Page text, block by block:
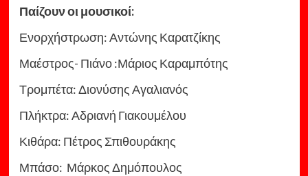
Παίζουν οι μουσικοί:
Ενορχήστρωση: Αντώνης Καρατζίκης
Μαέστρος- Πιάνο :Μάριος Καραμπότης
Τρομπέτα: Διονύσης Αγαλιανός
Πλήκτρα: Αδριανή Γιακουμέλου
Κιθάρα: Πέτρος Σπιθουράκης
Μπάσο: Μάρκος Δημόπουλος